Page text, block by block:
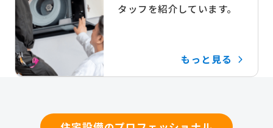
タッフを紹介しています。
もっと見る